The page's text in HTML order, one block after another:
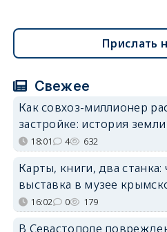
Прислать
Свежее
Как совхоз-миллионер
застройке: история
18:01 4 632
Карты, книги, два
выставка в музее
16:02 0 179
В Севастополе